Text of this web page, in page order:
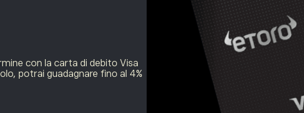
con la carta di debito Visa
potrai guadagnare fino al 4%